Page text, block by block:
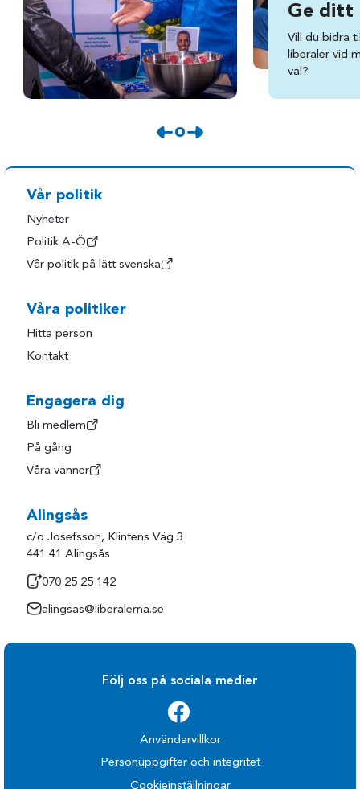
Ge ditt
Vill du bidra
liberaler vid
val?
Vår politik
Nyheter
Politik A-Ö
Vår politik på lätt svenska
Våra politiker
Hitta person
Kontakt
Engagera dig
Bli medlem
På gång
Våra vänner
Alingsås
c/o Josefsson, Klintens Väg 3
441 41 Alingsås
070 25 25 142
alingsas@liberalerna.se
Följ oss på sociala medier
Användarvillkor
Personuppgifter och integritet
Cookieinställningar